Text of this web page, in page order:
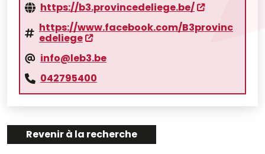
https://b3.provincedeliege.be/
https://www.facebook.com/B3provinc
edeliege
info@leb3.be
042795400
Revenir à la recherche